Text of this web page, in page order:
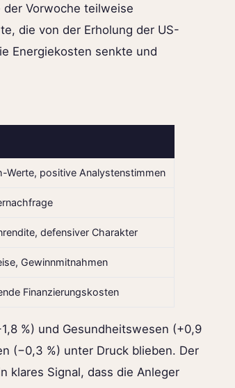
Vorwoche teilweise
die von der Erholung der US-
Energiekosten senkte und
Werte, positive Analystenstimmen
defensiver Charakter
Gewinnmitnahmen
Finanzierungskosten
%) und Gesundheitswesen (+0,9
(−0,3 %) unter Druck blieben. Der
klares Signal, dass die Anleger